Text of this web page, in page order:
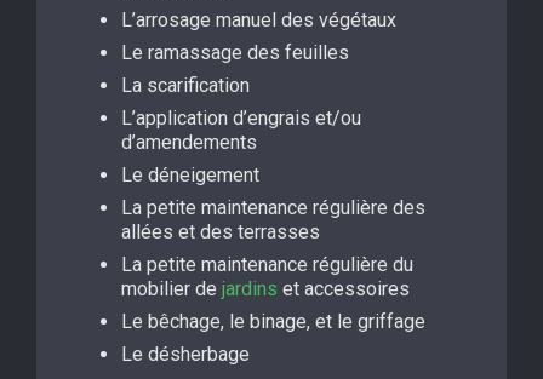
L’arrosage manuel des végétaux
Le ramassage des feuilles
La scarification
L’application d’engrais et/ou
d’amendements
Le déneigement
La petite maintenance régulière des
allées et des terrasses
La petite maintenance régulière du
mobilier de jardins et accessoires
Le bêchage, le binage, et le griffage
Le désherbage